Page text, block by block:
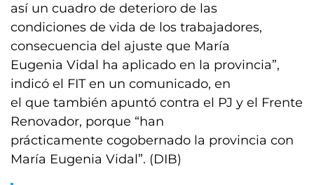
así un cuadro de deterioro de las
condiciones de vida de los trabajadores,
consecuencia del ajuste que María
Eugenia Vidal ha aplicado en la provincia”,
indicó el FIT en un comunicado, en
el que también apuntó contra el PJ y el Frente
Renovador, porque “han
prácticamente cogobernado la provincia con
María Eugenia Vidal”. (DIB)